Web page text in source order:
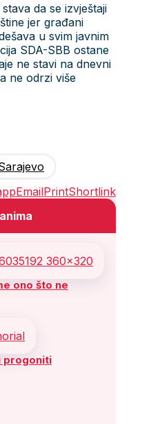
da se izvještaji
jer građani
u svim javnim
SDA-SBB ostane
ne stavi na dnevni
ne odrzi više
EmailPrintShortlink
ono što ne
progoniti